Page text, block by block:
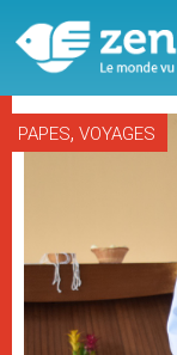
PAPES, VOYAGES